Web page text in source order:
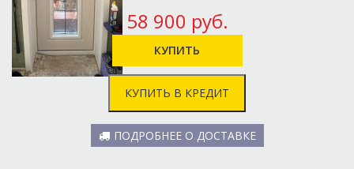
58 900 руб.
КУПИТЬ В КРЕДИТ
ПОДРОБНЕЕ О ДОСТАВКЕ